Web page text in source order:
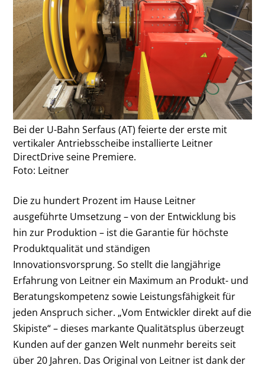
Bei der U-Bahn Serfaus (AT) feierte der erste mit
vertikaler Antriebsscheibe installierte Leitner
DirectDrive seine Premiere.
Foto: Leitner
Die zu hundert Prozent im Hause Leitner
ausgeführte Umsetzung – von der Entwicklung bis
hin zur Produktion – ist die Garantie für höchste
Produktqualität und ständigen
Innovationsvorsprung. So stellt die langjährige
Erfahrung von Leitner ein Maximum an Produkt- und
Beratungskompetenz sowie Leistungsfähigkeit für
jeden Anspruch sicher. „Vom Entwickler direkt auf die
Skipiste“ – dieses markante Qualitätsplus überzeugt
Kunden auf der ganzen Welt nunmehr bereits seit
über 20 Jahren. Das Original von Leitner ist dank der